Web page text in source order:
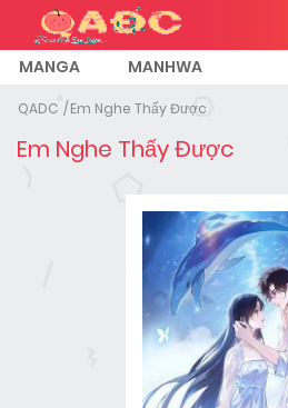
MANGA MANHWA
QADC Em Nghe Thấy Được
Em Nghe Thấy Được